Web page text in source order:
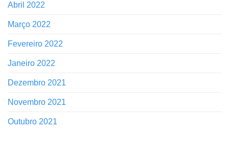
Abril 2022
Março 2022
Fevereiro 2022
Janeiro 2022
Dezembro 2021
Novembro 2021
Outubro 2021